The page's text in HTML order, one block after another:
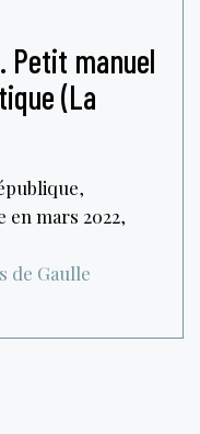
Petit manuel
(La
mars 2022,
de Gaulle